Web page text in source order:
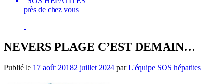
près de chez vous
NEVERS PLAGE C’EST DEMAIN…
Publié le 17 août 20182 juillet 2024 parL'équipe SOS hépatites